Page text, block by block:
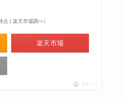
| 楽天市場調べ）
楽天市場
ポチップ